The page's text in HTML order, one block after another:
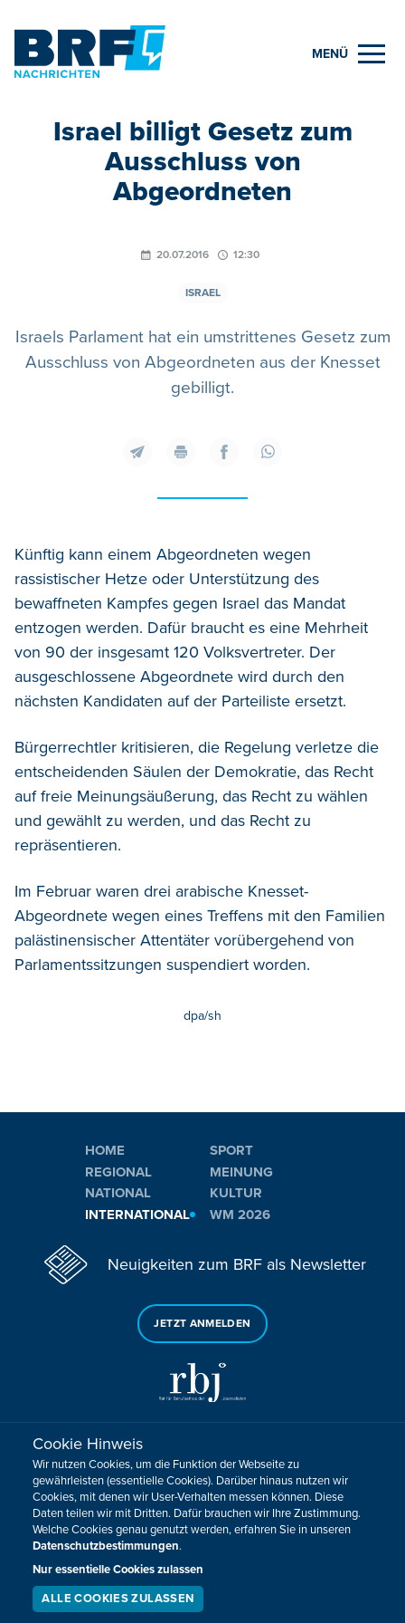
MENÜ
Israel billigt Gesetz zum
Ausschluss von
Abgeordneten
20.07.2016 12:30
ISRAEL
Israels Parlament hat ein umstrittenes Gesetz zum
Ausschluss von Abgeordneten aus der Knesset
gebilligt.
Künftig kann einem Abgeordneten wegen
rassistischer Hetze oder Unterstützung des
bewaffneten Kampfes gegen Israel das Mandat
entzogen werden. Dafür braucht es eine Mehrheit
von 90 der insgesamt 120 Volksvertreter. Der
ausgeschlossene Abgeordnete wird durch den
nächsten Kandidaten auf der Parteiliste ersetzt.
Bürgerrechtler kritisieren, die Regelung verletze die
entscheidenden Säulen der Demokratie, das Recht
auf freie Meinungsäußerung, das Recht zu wählen
und gewählt zu werden, und das Recht zu
repräsentieren.
Im Februar waren drei arabische Knesset-
Abgeordnete wegen eines Treffens mit den Familien
palästinensischer Attentäter vorübergehend von
Parlamentssitzungen suspendiert worden.
dpa/sh
HOME
REGIONAL
NATIONAL
INTERNATIONAL
SPORT
MEINUNG
KULTUR
WM 2026
Neuigkeiten zum BRF als Newsletter
JETZT ANMELDEN
Sie haben noch Fragen oder Anmerkungen?
KONTAKTIEREN SIE UNS!
Impressum Datenschutz Kontakt
Barrierefreiheit
Cookie-Zustimmung anpassen
Design, Konzept & Programmierung:
Cookie Hinweis
Wir nutzen Cookies, um die Funktion der Webseite zu
gewährleisten (essentielle Cookies). Darüber hinaus nutzen wir
Cookies, mit denen wir User-Verhalten messen können. Diese
Daten teilen wir mit Dritten. Dafür brauchen wir Ihre Zustimmung.
Welche Cookies genau genutzt werden, erfahren Sie in unseren
Datenschutzbestimmungen.
Nur essentielle Cookies zulassen
ALLE COOKIES ZULASSEN
LIVESTREAM